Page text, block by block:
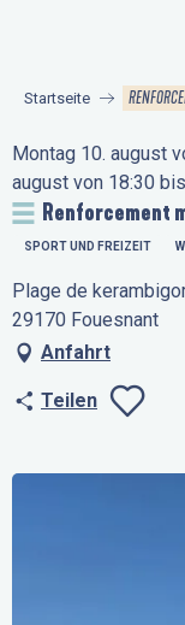
principal
Startseite
Montag 10. august
august von 18:30
Renforcement
SPORT UND FREIZEIT
Plage de
29170 Fouesnant
Anfahrt
Teilen